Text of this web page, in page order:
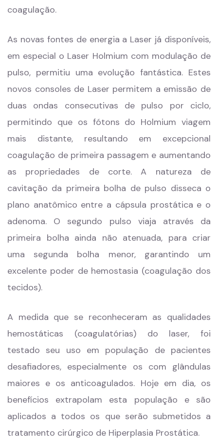
coagulação.
As novas fontes de energia a Laser já disponíveis,
em especial o Laser Holmium com modulação de
pulso, permitiu uma evolução fantástica. Estes
novos consoles de Laser permitem a emissão de
duas ondas consecutivas de pulso por ciclo,
permitindo que os fótons do Holmium viagem
mais distante, resultando em excepcional
coagulação de primeira passagem e aumentando
as propriedades de corte. A natureza de
cavitação da primeira bolha de pulso disseca o
plano anatômico entre a cápsula prostática e o
adenoma. O segundo pulso viaja através da
primeira bolha ainda não atenuada, para criar
uma segunda bolha menor, garantindo um
excelente poder de hemostasia (coagulação dos
tecidos).
A medida que se reconheceram as qualidades
hemostáticas (coagulatórias) do laser, foi
testado seu uso em população de pacientes
desafiadores, especialmente os com glândulas
maiores e os anticoagulados. Hoje em dia, os
benefícios extrapolam esta população e são
aplicados a todos os que serão submetidos a
tratamento cirúrgico de Hiperplasia Prostática.